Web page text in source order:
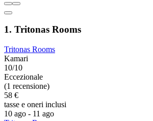
1. Tritonas Rooms
Tritonas Rooms
Kamari
10/10
Eccezionale
(1 recensione)
58 €
tasse e oneri inclusi
10 ago - 11 ago